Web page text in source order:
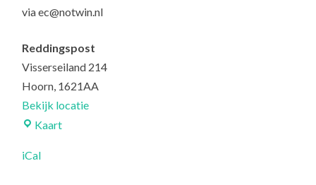
via ec@notwin.nl
Reddingspost
Visserseiland 214
Hoorn 1621AA
Bekijk locatie
KaartReddingspost
iCal